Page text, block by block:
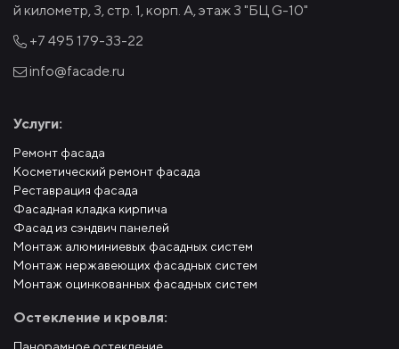
й километр, 3, стр. 1, корп. А, этаж 3 "БЦ G-10"
+7 495 179-33-22
info@facade.ru
Услуги:
Ремонт фасада
Косметический ремонт фасада
Реставрация фасада
Фасадная кладка кирпича
Фасад из сэндвич панелей
Монтаж алюминиевых фасадных систем
Монтаж нержавеющих фасадных систем
Монтаж оцинкованных фасадных систем
Остекление и кровля: